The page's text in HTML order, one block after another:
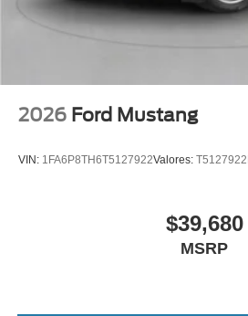
2026 Ford Mustang
VIN: 1FA6P8TH6T5127922Valores: T5127922
$39,680
MSRP